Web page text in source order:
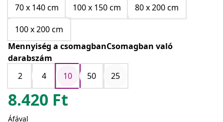
70 x 140 cm
100 x 150 cm
80 x 200 cm
100 x 200 cm
Mennyiség a csomagbanCsomagban való
darabszám
2
4 10 50 25
8.420 Ft
Áfával